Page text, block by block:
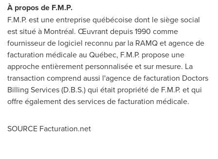
À propos de F.M.P.
F.M.P. est une entreprise québécoise dont le siège social
est situé à Montréal. Œuvrant depuis 1990 comme
fournisseur de logiciel reconnu par la RAMQ et agence de
facturation médicale au Québec, F.M.P. propose une
approche entièrement personnalisée et sur mesure. La
transaction comprend aussi l'agence de facturation Doctors
Billing Services (D.B.S.) qui était propriété de F.M.P. et qui
offre également des services de facturation médicale.
SOURCE Facturation.net